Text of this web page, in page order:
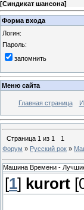
[Синдикат шансона]
Форма входа
Логин:
Пароль:
запомнить
Меню сайта
Главная страница
Страница 1 из 1
1
Форум » Русский рок »
Машина Времени -
[1] kurort